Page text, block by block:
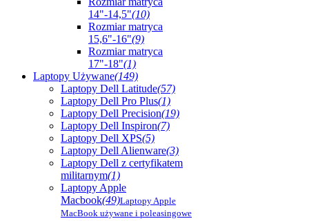
14"-14,5"(10)
Rozmiar matryca
15,6"-16"(9)
Rozmiar matryca
17"-18"(1)
Laptopy Używane(149)
Laptopy Dell Latitude(57)
Laptopy Dell Pro Plus(1)
Laptopy Dell Precision(19)
Laptopy Dell Inspiron(7)
Laptopy Dell XPS(5)
Laptopy Dell Alienware(3)
Laptopy Dell z certyfikatem
militarnym(1)
Laptopy Apple
Macbook(49)Laptopy Apple
MacBook używane i poleasingowe